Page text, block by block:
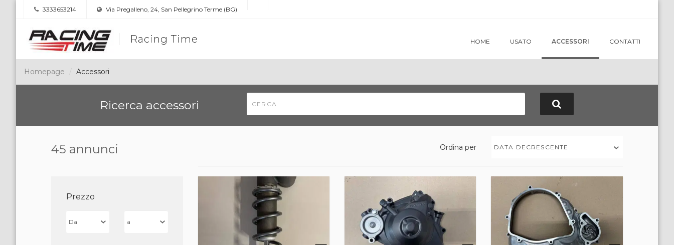
3333653214 Via Pregalleno, 24, San Pellegrino Terme (BG)
Racing Time HOME USATO ACCESSORI CONTATTI
Homepage Accessori
Ricerca accessori
45 annunci Ordina per DATA DECRESCENTE
Prezzo